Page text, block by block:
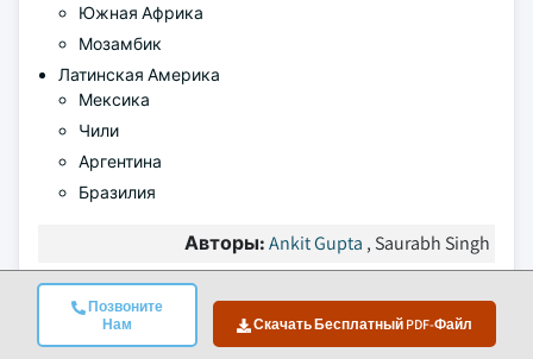
Позвоните
Нам
Скачать Бесплатный PDF-Файл
Южная Африка
Мозамбик
Латинская Америка
Мексика
Чили
Аргентина
Бразилия
Авторы:Ankit Gupta , Saurabh Singh
Часто задаваемые вопросы(FAQ):